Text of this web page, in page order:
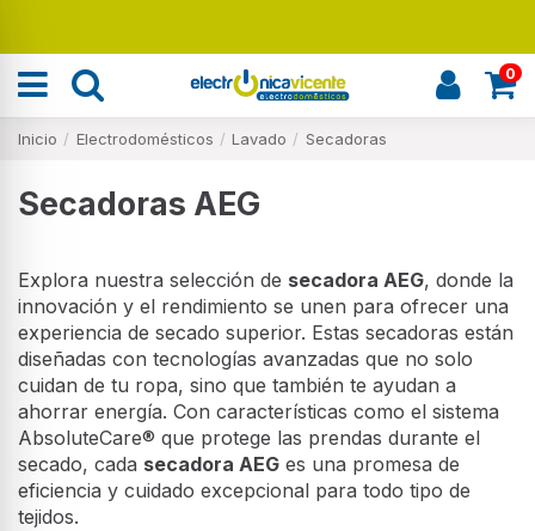
0
Inicio Electrodomésticos Lavado Secadoras
Secadoras AEG
Explora nuestra selección de secadora AEG, donde la
innovación y el rendimiento se unen para ofrecer una
experiencia de secado superior. Estas secadoras están
diseñadas con tecnologías avanzadas que no solo
cuidan de tu ropa, sino que también te ayudan a
ahorrar energía. Con características como el sistema
AbsoluteCare® que protege las prendas durante el
secado, cada secadora AEG es una promesa de
eficiencia y cuidado excepcional para todo tipo de
tejidos.